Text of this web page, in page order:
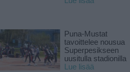
Puna-Mustat
tavoittelee nousua
Superpesikseen
uusitulla stadionilla
Lue lisää